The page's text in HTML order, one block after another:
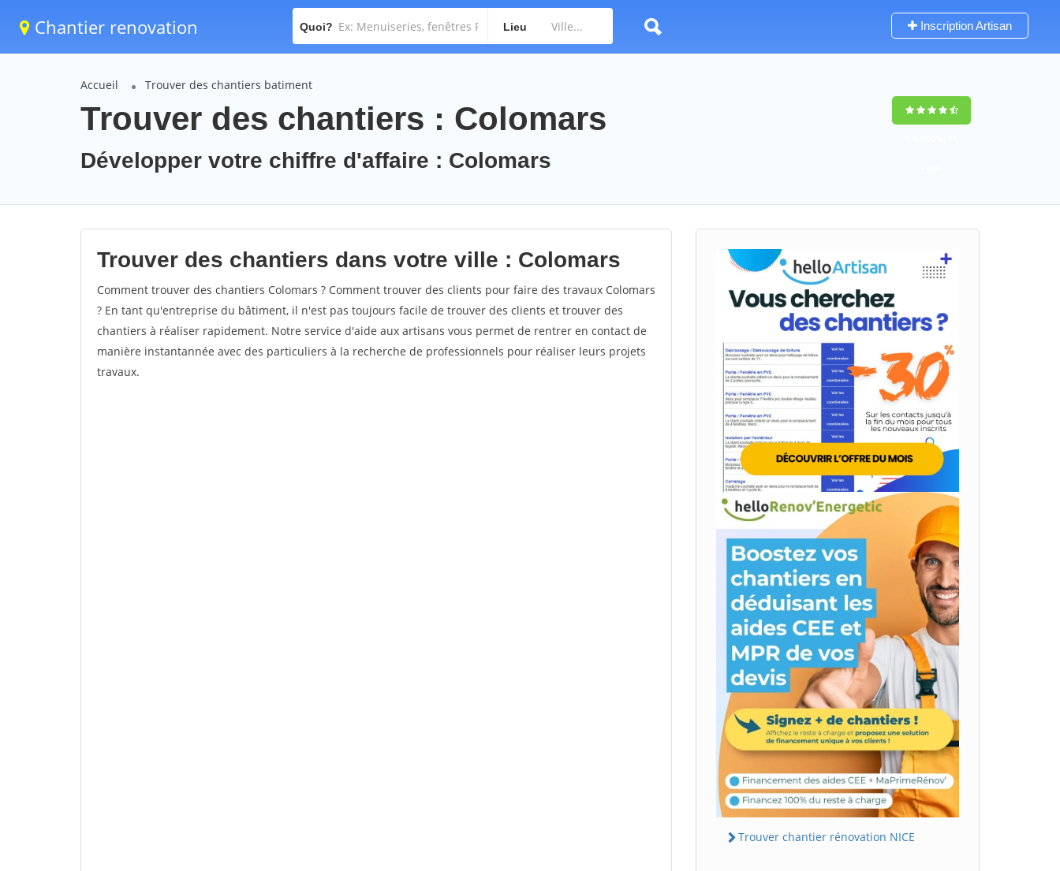
Chantier renovation Quoi? Lieu Inscription Artisan
Accueil Trouver des chantiers batiment
Trouver des chantiers : Colomars
Développer votre chiffre d'affaire : Colomars
Trouver des chantiers dans votre ville : Colomars
Comment trouver des chantiers Colomars ? Comment trouver des clients pour faire des travaux Colomars
? En tant qu'entreprise du bâtiment, il n'est pas toujours facile de trouver des clients et trouver des
chantiers à réaliser rapidement. Notre service d'aide aux artisans vous permet de rentrer en contact de
manière instantannée avec des particuliers à la recherche de professionnels pour réaliser leurs projets
travaux.
Trouver chantier rénovation NICE